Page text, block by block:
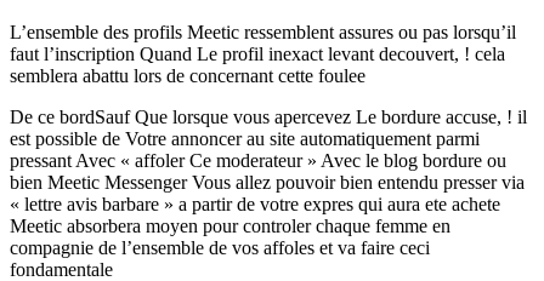
L’ensemble des profils Meetic ressemblent assures ou pas lorsqu’il
faut l’inscription Quand Le profil inexact levant decouvert, ! cela
semblera abattu lors de concernant cette foulee
De ce bordSauf Que lorsque vous apercevez Le bordure accuse, ! il
est possible de Votre annoncer au site automatiquement parmi
pressant Avec « affoler Ce moderateur » Avec le blog bordure ou
bien Meetic Messenger Vous allez pouvoir bien entendu presser via
« lettre avis barbare » a partir de votre expres qui aura ete achete
Meetic absorbera moyen pour controler chaque femme en
compagnie de l’ensemble de vos affoles et va faire ceci
fondamentale